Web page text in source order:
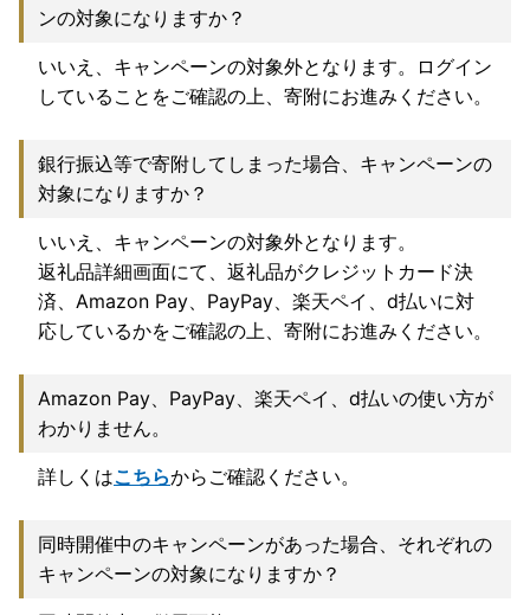
ンの対象になりますか？
いいえ、キャンペーンの対象外となります。ログイン
していることをご確認の上、寄附にお進みください。
銀行振込等で寄附してしまった場合、キャンペーンの
対象になりますか？
いいえ、キャンペーンの対象外となります。
返礼品詳細画面にて、返礼品がクレジットカード決
済、Amazon Pay、PayPay、楽天ペイ、d払いに対
応しているかをご確認の上、寄附にお進みください。
Amazon Pay、PayPay、楽天ペイ、d払いの使い方が
わかりません。
詳しくはこちらからご確認ください。
同時開催中のキャンペーンがあった場合、それぞれの
キャンペーンの対象になりますか？